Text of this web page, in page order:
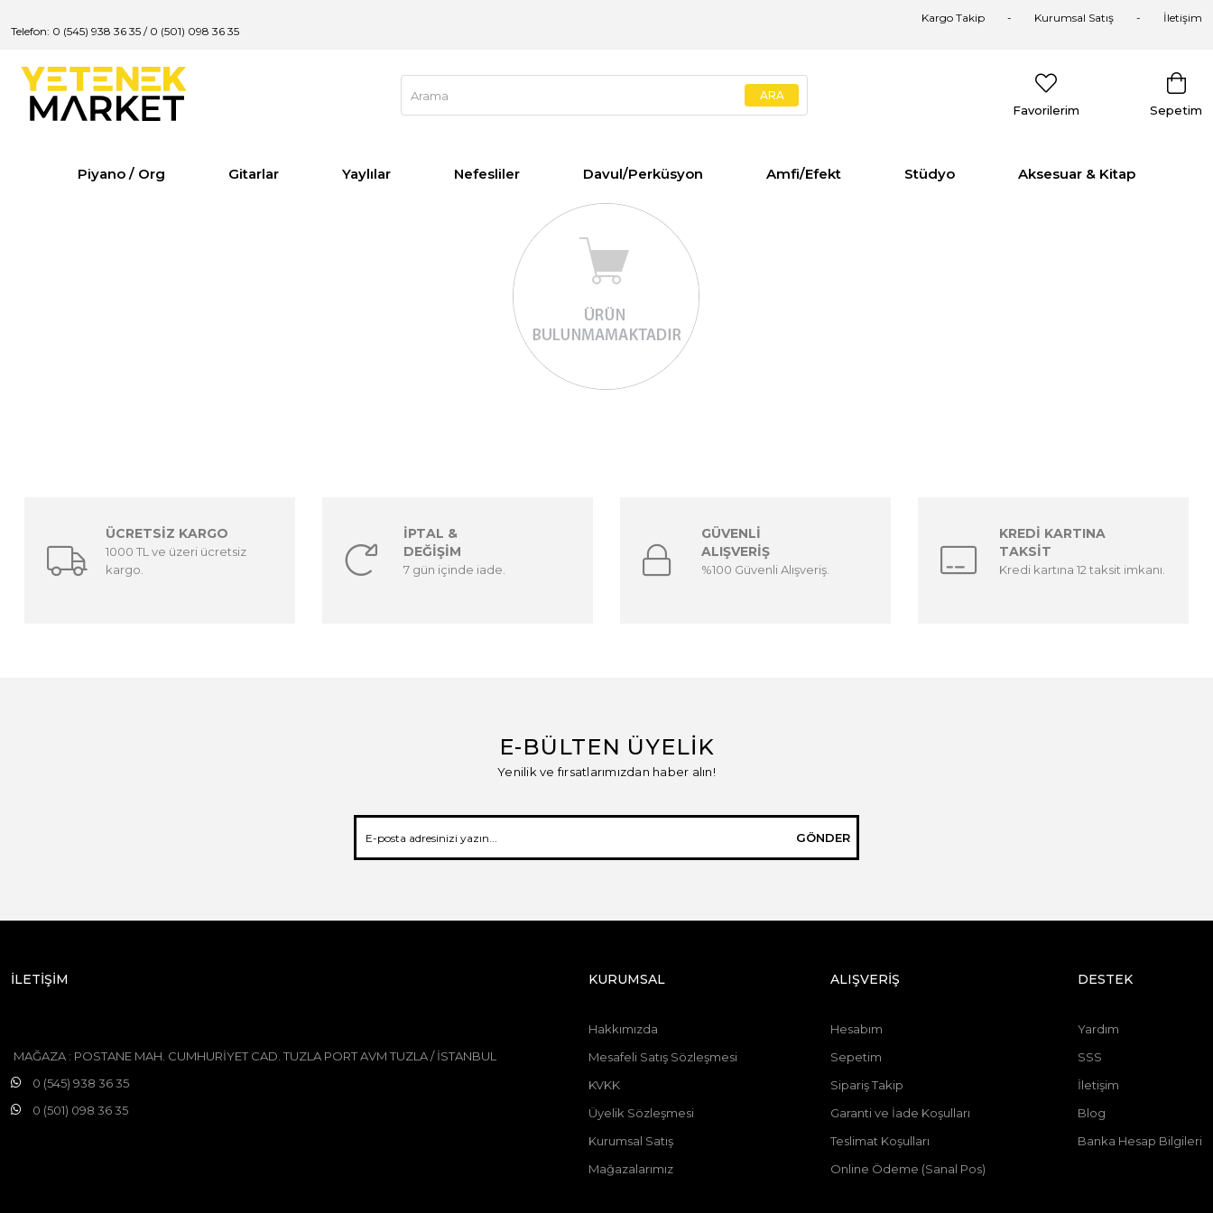
Telefon: 0 (545) 938 36 35 / 0 (501) 098 36 35
Kargo Takip Kurumsal Satış İletişim
Sepetim
Favorilerim
Piyano / Org Gitarlar Yaylılar Nefesliler Davul/Perküsyon Amfi/Efekt Stüdyo Aksesuar & Kitap
ÜCRETSİZ KARGO
1000 TL ve üzeri ücretsiz
kargo.
İPTAL &
DEĞİŞİM
7 gün içinde iade.
GÜVENLİ
ALIŞVERİŞ
%100 Güvenli Alışveriş.
KREDİ KARTINA
TAKSİT
Kredi kartına 12 taksit imkanı.
E-BÜLTEN ÜYELİK
Yenilik ve fırsatlarımızdan haber alın!
GÖNDER
İLETİŞİM
MAĞAZA : POSTANE MAH. CUMHURİYET CAD. TUZLA PORT AVM TUZLA / İSTANBUL
0 (545) 938 36 35
0 (501) 098 36 35
KURUMSAL
Hakkımızda
Mesafeli Satış Sözleşmesi
KVKK
Üyelik Sözleşmesi
Kurumsal Satış
Mağazalarımız
ALIŞVERİŞ
Hesabım
Sepetim
Sipariş Takip
Garanti ve İade Koşulları
Teslimat Koşulları
Online Ödeme (Sanal Pos)
DESTEK
Yardım
SSS
İletişim
Blog
Banka Hesap Bilgileri